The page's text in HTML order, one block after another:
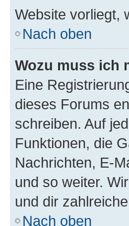
Website vorliegt,
Nach oben
Wozu muss ich
Eine
dieses Forums
schreiben. Auf
Funktionen, die
Nachrichten, E-
und so weiter.
und dir
Nach oben